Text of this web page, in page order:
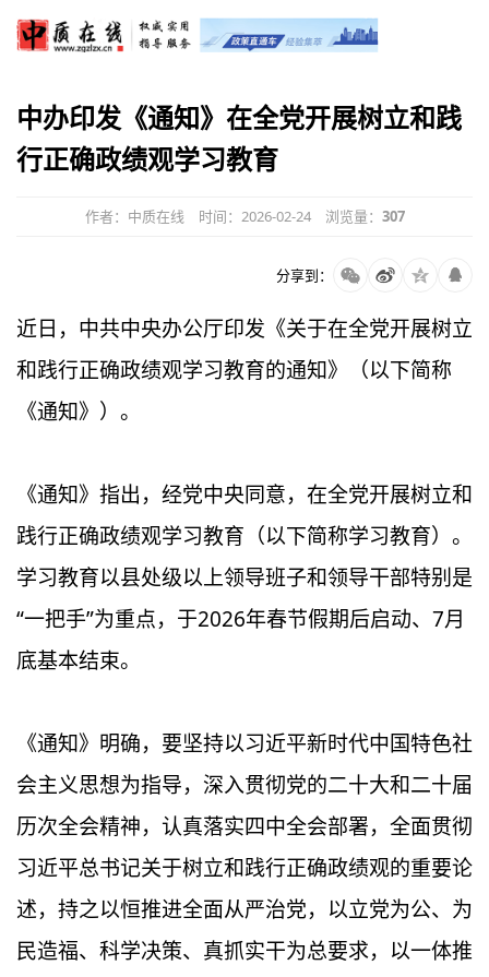
中办印发《通知》在全党开展树立和践
行正确政绩观学习教育
作者：中质在线 时间：2026-02-24 浏览量： 307
分享到：
近日，中共中央办公厅印发《关于在全党开展树立
和践行正确政绩观学习教育的通知》（以下简称
《通知》）。
《通知》指出，经党中央同意，在全党开展树立和
践行正确政绩观学习教育（以下简称学习教育）。
学习教育以县处级以上领导班子和领导干部特别是
“一把手”为重点，于2026年春节假期后启动、7月
底基本结束。
《通知》明确，要坚持以习近平新时代中国特色社
会主义思想为指导，深入贯彻党的二十大和二十届
历次全会精神，认真落实四中全会部署，全面贯彻
习近平总书记关于树立和践行正确政绩观的重要论
述，持之以恒推进全面从严治党，以立党为公、为
民造福、科学决策、真抓实干为总要求，以一体推